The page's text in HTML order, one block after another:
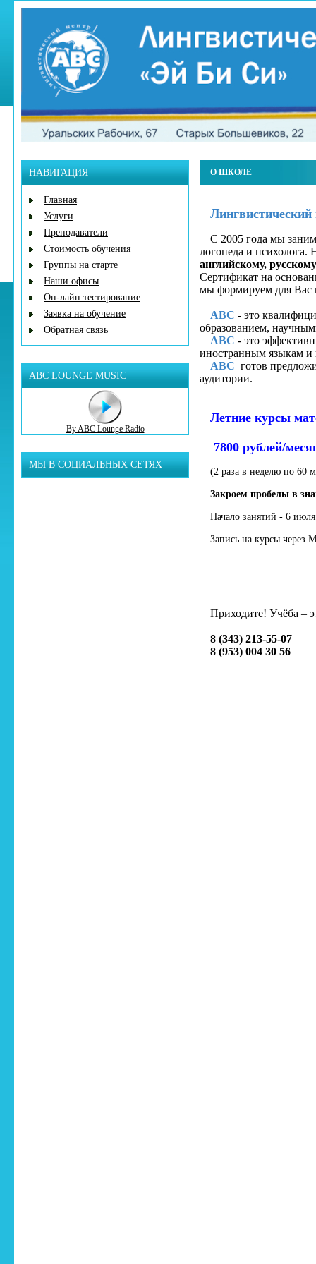
НАВИГАЦИЯ
Главная
Услуги
Преподаватели
Стоимость обучения
Группы на старте
Наши офисы
Он-лайн тестирование
Заявка на обучение
Обратная связь
ABC LOUNGE MUSIC
By ABC Lounge Radio
МЫ В СОЦИАЛЬНЫХ СЕТЯХ
О ШКОЛЕ
С 2005 года мы
логопеда и психолога.
английскому,
Сертификат на
мы формируем для Вас
ABC - это
образованием,
ABC - это
иностранным языкам и
ABC готов
аудитории.
Летние курсы
7800 рублей/
(2 раза в неделю по 60
Закроем пробелы в
Начало занятий - 6 июля
Запись на курсы
Приходите! Учёба –
8 (343) 213-55-07
8 (953) 004 30 56